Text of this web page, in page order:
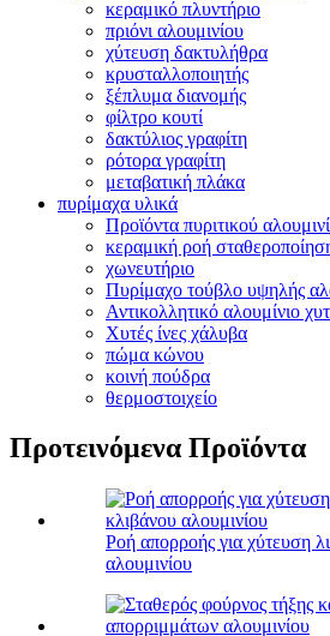
κεραμικό πλυντήριο
πριόνι αλουμινίου
χύτευση δακτυλήθρα
κρυσταλλοποιητής
ξέπλυμα διανομής
φίλτρο κουτί
δακτύλιος γραφίτη
ρότορα γραφίτη
μεταβατική πλάκα
πυρίμαχα υλικά
Προϊόντα πυριτικού
κεραμική ροή
χωνευτήριο
Πυρίμαχο τούβλο υψηλής
Αντικολλητικό αλουμίνιο
Χυτές ίνες χάλυβα
πώμα κώνου
κοινή πούδρα
θερμοστοιχείο
Προτεινόμενα Προϊόντα
Ροή απορροής για χύτευση
αλουμινίου